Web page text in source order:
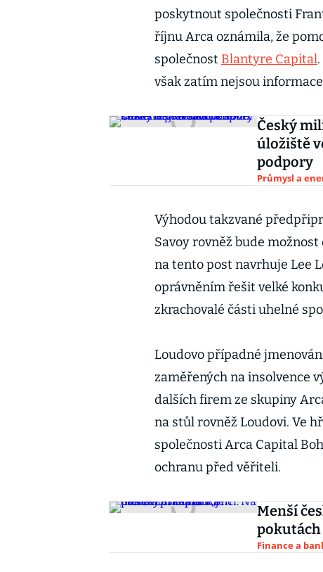
poskytnout společnosti
říjnu Arca oznámila, že
společnost Blantyre Capital
však zatím nejsou
Český
úložiště
podpory
Průmysl a
Výhodou takzvané
Savoy rovněž bude
na tento post navrhuje Lee
oprávněním řešit velké
zkrachovalé části uhelné
Loudovo případné
zaměřených na insolvence
dalších firem ze skupiny
na stůl rovněž Loudovi. Ve
společnosti Arca Capital
ochranu před věřiteli.
Menší
pokutách
Finance a